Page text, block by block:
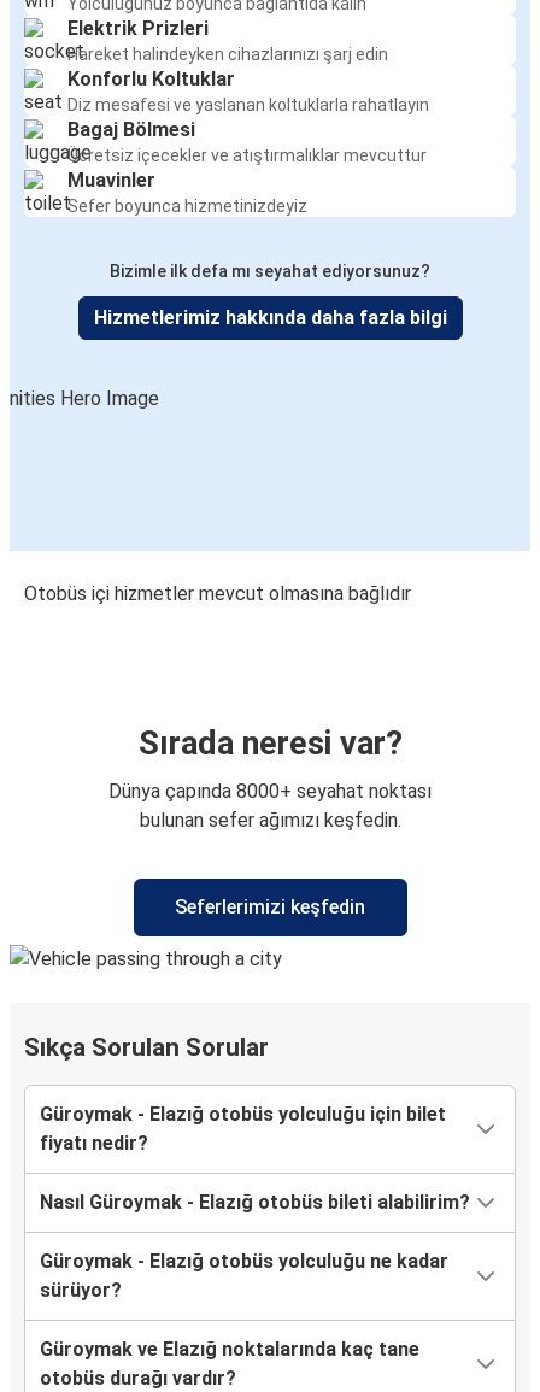
Elektrik Prizleri
Hareket halindeyken cihazlarınızı şarj edin
Konforlu Koltuklar
Diz mesafesi ve yaslanan koltuklarla rahatlayın
Bagaj Bölmesi
Ücretsiz içecekler ve atıştırmalıklar mevcuttur
Muavinler
Sefer boyunca hizmetinizdeyiz
Bizimle ilk defa mı seyahat ediyorsunuz?
Hizmetlerimiz hakkında daha fazla bilgi
Otobüs içi hizmetler mevcut olmasına bağlıdır
Sırada neresi var?
Dünya çapında 8000+ seyahat noktası
bulunan sefer ağımızı keşfedin.
Seferlerimizi keşfedin
Sıkça Sorulan Sorular
Güroymak - Elazığ otobüs yolculuğu için bilet
fiyatı nedir?
Nasıl Güroymak - Elazığ otobüs bileti alabilirim?
Güroymak - Elazığ otobüs yolculuğu ne kadar
sürüyor?
Güroymak ve Elazığ noktalarında kaç tane
otobüs durağı vardır?